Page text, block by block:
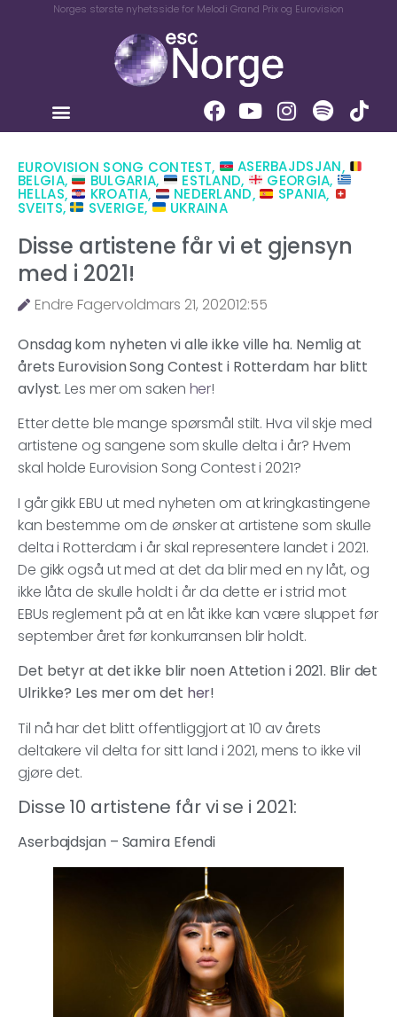
Norges største nyhetsside for Melodi Grand Prix og Eurovision
EUROVISION SONG CONTEST, ASERBAJDSJAN,
BELGIA, BULGARIA, ESTLAND, GEORGIA,
HELLAS, KROATIA, NEDERLAND, SPANIA,
SVEITS, SVERIGE, UKRAINA
Disse artistene får vi et gjensyn
med i 2021!
Endre Fagervoldmars 21, 202012:55
Onsdag kom nyheten vi alle ikke ville ha. Nemlig at
årets Eurovision Song Contest i Rotterdam har blitt
avlyst.Les mer om saken her!
Etter dette ble mange spørsmål stilt. Hva vil skje med
artistene og sangene som skulle delta i år? Hvem
skal holde Eurovision Song Contest i 2021?
I går gikk EBU ut med nyheten om at kringkastingene
kan bestemme om de ønsker at artistene som skulle
delta i Rotterdam i år skal representere landet i 2021.
De gikk også ut med at det da blir med en ny låt, og
ikke låta de skulle holdt i år da dette er i strid mot
EBUs reglement på at en låt ikke kan være sluppet før
september året før konkurransen blir holdt.
Det betyr at det ikke blir noen Attetion i 2021. Blir det
Ulrikke? Les mer om det her!
Til nå har det blitt offentliggjort at 10 av årets
deltakere vil delta for sitt land i 2021, mens to ikke vil
gjøre det.
Disse 10 artistene får vi se i 2021:
Aserbajdsjan – Samira Efendi